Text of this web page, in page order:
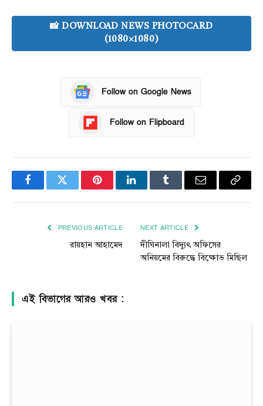
📸 DOWNLOAD NEWS PHOTOCARD
(1080×1080)
Follow on Google News
Follow on Flipboard
FacebookTwitter PinterestLinkedInTumblr Email
Copy
PREVIOUS ARTICLE
রায়হান আহামেদ
NEXT ARTICLE
দীঘিনালা বিদ্যুৎ অফিসের
অনিয়মের বিরুদ্ধে বিক্ষোভ মিছিল
এই বিভাগের আরও খবর :